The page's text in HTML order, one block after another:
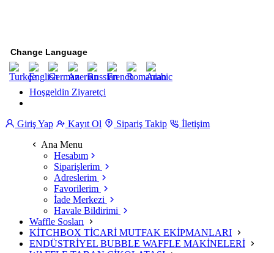
Change Language
Hoşgeldin Ziyaretçi
Giriş Yap Kayıt Ol Sipariş Takip
İletişim
Ana Menu
Hesabım
Siparişlerim
Adreslerim
Favorilerim
İade Merkezi
Havale Bildirimi
Waffle Sosları
KİTCHBOX TİCARİ MUTFAK EKİPMANLARI
ENDÜSTRİYEL BUBBLE WAFFLE MAKİNELERİ